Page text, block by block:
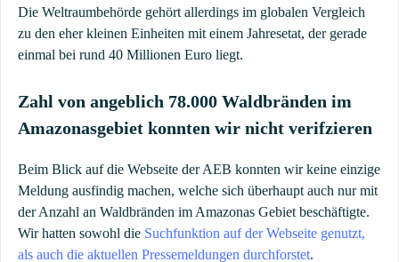
Die Weltraumbehörde gehört allerdings im globalen Vergleich
zu den eher kleinen Einheiten mit einem Jahresetat, der gerade
einmal bei rund 40 Millionen Euro liegt.
Zahl von angeblich 78.000 Waldbränden im
Amazonasgebiet konnten wir nicht verifzieren
Beim Blick auf die Webseite der AEB konnten wir keine einzige
Meldung ausfindig machen, welche sich überhaupt auch nur mit
der Anzahl an Waldbränden im Amazonas Gebiet beschäftigte.
Wir hatten sowohl die Suchfunktion auf der Webseite genutzt,
als auch die aktuellen Pressemeldungen durchforstet.